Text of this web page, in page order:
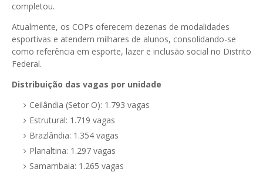
completou.
Atualmente, os COPs oferecem dezenas de modalidades
esportivas e atendem milhares de alunos, consolidando-se
como referência em esporte, lazer e inclusão social no Distrito
Federal.
Distribuição das vagas por unidade
Ceilândia (Setor O): 1.793 vagas
Estrutural: 1.719 vagas
Brazlândia: 1.354 vagas
Planaltina: 1.297 vagas
Samambaia: 1.265 vagas